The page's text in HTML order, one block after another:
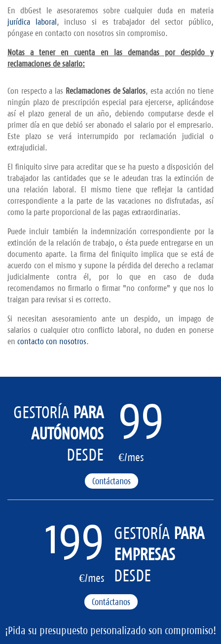
En dbGest le asesoraremos sobre cualquier duda en materia
jurídica laboral, incluso si es trabajador del sector público,
póngase en contacto con nosotros sin compromiso.
Notas a tener en cuenta en las demandas por despido y
reclamaciones de salario:
Con respecto a las Reclamaciones de Salarios, esta acción no tiene
ningún plazo de prescripción especial para ejercerse, aplicándose
así el plazo general de un año, debiendo computarse desde el
primer día en que debió ser abonado el salario por el empresario.
Este plazo se verá interrumpido por reclamación judicial o
extrajudicial.
El finiquito sirve para acreditar que se ha puesto a disposición del
trabajador las cantidades que se le adeudan tras la extinción de
una relación laboral. El mismo tiene que reflejar la cantidad
correspondiente a la parte de las vacaciones no disfrutadas, así
como la parte proporcional de las pagas extraordinarias.
Puede incluir también la indemnización correspondiente por la
extinción de la relación de trabajo, o ésta puede entregarse en un
documento aparte. La firma del finiquito implica que se está de
acuerdo con el mismo y supone la pérdida del derecho a reclamar
judicialmente contra él, por lo que en caso de duda
recomendamos no firmarlo o firmar "no conforme" y que nos lo
traigan para revisar si es correcto.
Si necesitan asesoramiento ante un despido, un impago de
salarios o cualquier otro conflicto laboral, no duden en ponerse
en contacto con nosotros.
GESTORÍA PARA
AUTÓNOMOS
DESDE
99
€/mes
Contáctanos
199
€/mes
GESTORÍA PARA
EMPRESAS
DESDE
Contáctanos
¡Pida su presupuesto personalizado son compromiso!